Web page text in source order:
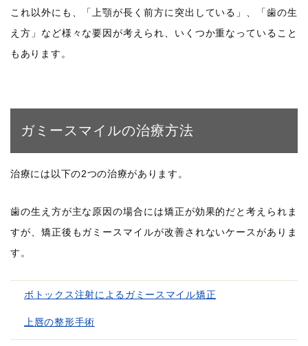
これ以外にも、「上顎が長く前方に突出している」、「歯の生
え方」など様々な要因が考えられ、いくつか重なっていること
もあります。
ガミースマイルの治療方法
治療には以下の2つの治療があります。
歯の生え方が主な原因の場合には矯正が効果的だと考えられま
すが、矯正後もガミースマイルが改善されないケースがありま
す。
ボトックス注射によるガミースマイル矯正
上唇の整形手術